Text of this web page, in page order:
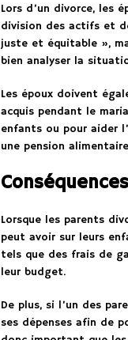
Lors d’un divorce, les
division des actifs et
juste et équitable »,
bien analyser la
Les époux doivent
acquis pendant le
enfants ou pour aider
une pension
Lorsque les parents
peut avoir sur leurs
tels que des frais de
leur budget.
De plus, si l’un des
ses dépenses afin de